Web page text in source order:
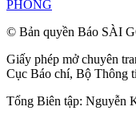
PHÓNG
© Bản quyền Báo SÀI
Giấy phép mở chuyên
Cục Báo chí, Bộ Thông
Tổng Biên tập: Nguyễn